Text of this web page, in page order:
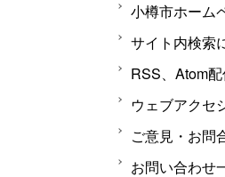
小樽市ホーム
サイト内検索
RSS、Atom
ウェブアクセ
ご意見・お問
お問い合わせ